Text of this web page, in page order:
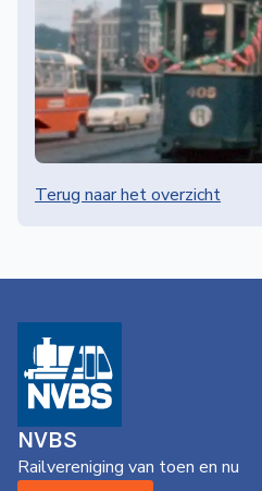
Terug naar het overzicht
NVBS
Railvereniging van toen en nu